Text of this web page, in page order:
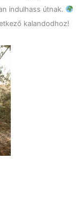
indulhass útnak.
kalandodhoz!